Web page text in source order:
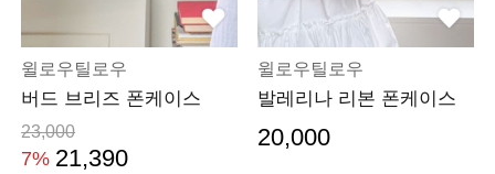
윌로우틸로우
버드 브리즈 폰케이스
23,000
7% 21,390
윌로우틸로우
발레리나 리본 폰케이스
20,000